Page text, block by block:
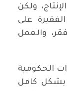
ولكن
على
والعمل
الحكومية
بشكل كامل